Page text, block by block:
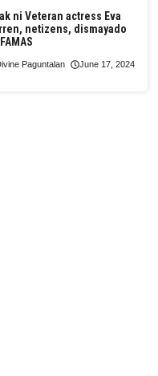
ni Veteran actress Eva
netizens, dismayado
Paguntalan June 17, 2024